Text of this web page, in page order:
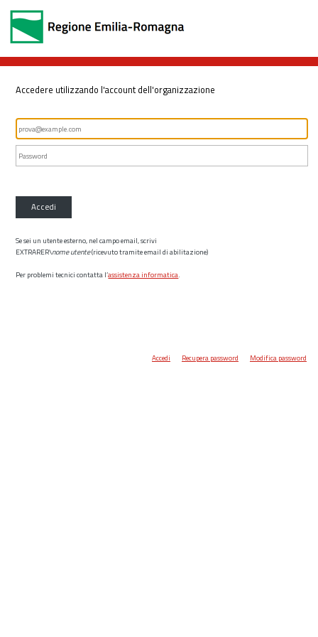
Accedere utilizzando l'account dell'organizzazione
Accedi
Se sei un utente esterno, nel campo email, scrivi
EXTRARER\nome utente(ricevuto tramite email di abilitazione)
Per problemi tecnici contatta l’assistenza informatica.
Accedi Recupera password Modifica password